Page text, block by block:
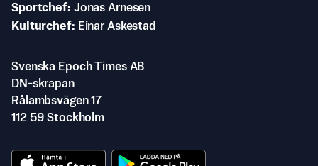
Sportchef Jonas Arnesen
Kulturchef
Einar Askestad
Svenska Epoch Times AB
DN-skrapan
Rålambsvägen 17
112 59 Stockholm